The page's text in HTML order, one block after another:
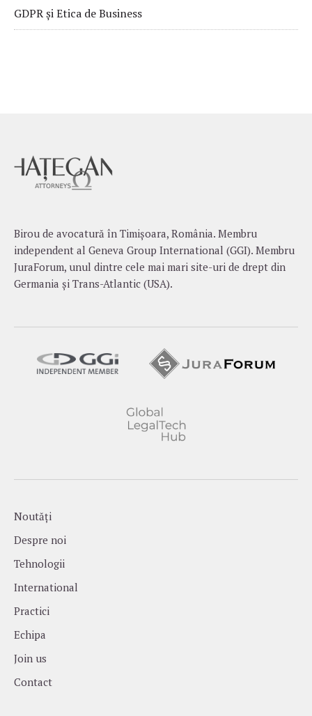
GDPR și Etica de Business
Birou de avocatură în Timișoara, România. Membru
independent al Geneva Group International (GGI). Membru
JuraForum, unul dintre cele mai mari site-uri de drept din
Germania și Trans-Atlantic (USA).
Noutăți
Despre noi
Tehnologii
International
Practici
Echipa
Join us
Contact